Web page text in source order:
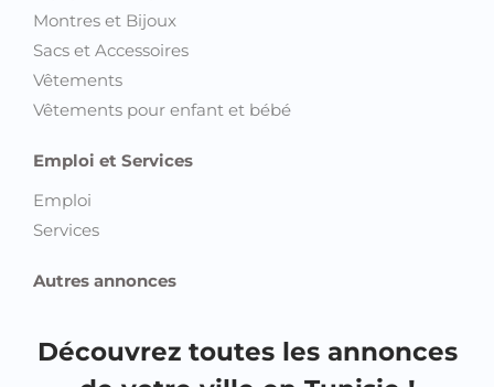
Montres et Bijoux
Sacs et Accessoires
Vêtements
Vêtements pour enfant et bébé
Emploi et Services
Emploi
Services
Autres annonces
Découvrez toutes les annonces